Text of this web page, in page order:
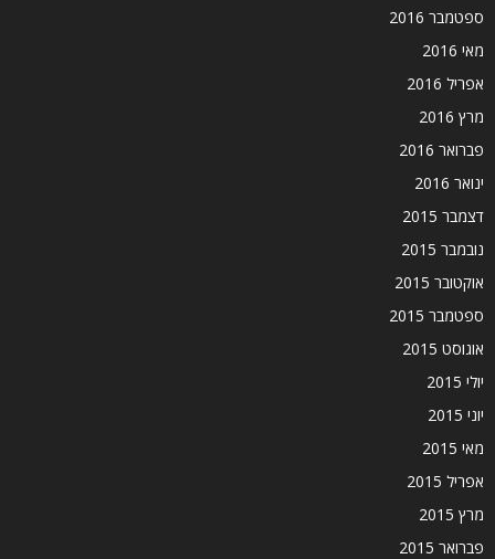
ספטמבר 2016
מאי 2016
אפריל 2016
מרץ 2016
פברואר 2016
ינואר 2016
דצמבר 2015
נובמבר 2015
אוקטובר 2015
ספטמבר 2015
אוגוסט 2015
יולי 2015
יוני 2015
מאי 2015
אפריל 2015
מרץ 2015
פברואר 2015